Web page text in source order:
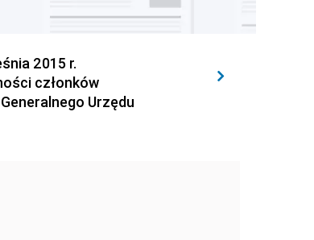
2015 r.
członków
Urzędu